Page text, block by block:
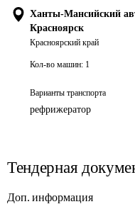
Ханты-Мансийский
Красноярск
Красноярский край
Кол-во машин: 1
Варианты транспорта
рефрижератор
Тендерная
Доп. информация